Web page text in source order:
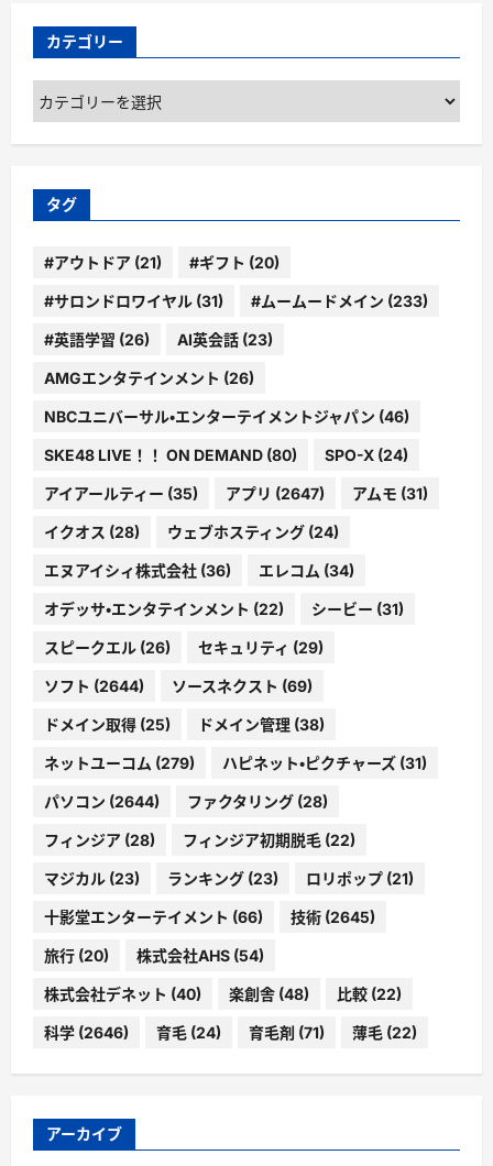
カテゴリー
カ
テ
ゴ
ー
タグ
#アウトドア (21) #ギフト (20)
#サロンドロワイヤル (31) #ムームードメイン (233)
#英語学習 (26) AI英会話 (23)
AMGエンタテインメント (26)
NBCユニバーサル・エンターテイメントジャパン (46)
SKE48 LIVE！！ ON DEMAND (80) SPO-X (24)
アイアールティー (35) アプリ (2647) アムモ (31)
イクオス (28) ウェブホスティング (24)
エヌアイシィ株式会社 (36) エレコム (34)
オデッサ・エンタテインメント (22) シービー (31)
スピークエル (26) セキュリティ (29)
ソフト (2644) ソースネクスト (69)
ドメイン取得 (25) ドメイン管理 (38)
ネットユーコム (279) ハピネット・ピクチャーズ (31)
パソコン (2644) ファクタリング (28)
フィンジア (28) フィンジア初期脱毛 (22)
マジカル (23) ランキング (23) ロリポップ (21)
十影堂エンターテイメント (66) 技術 (2645)
旅行 (20) 株式会社AHS (54)
株式会社デネット (40) 楽創舎 (48) 比較 (22)
科学 (2646) 育毛 (24) 育毛剤 (71) 薄毛 (22)
アーカイブ